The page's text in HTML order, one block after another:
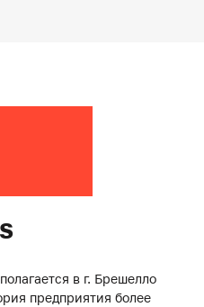
в г. Брешелло
предприятия более